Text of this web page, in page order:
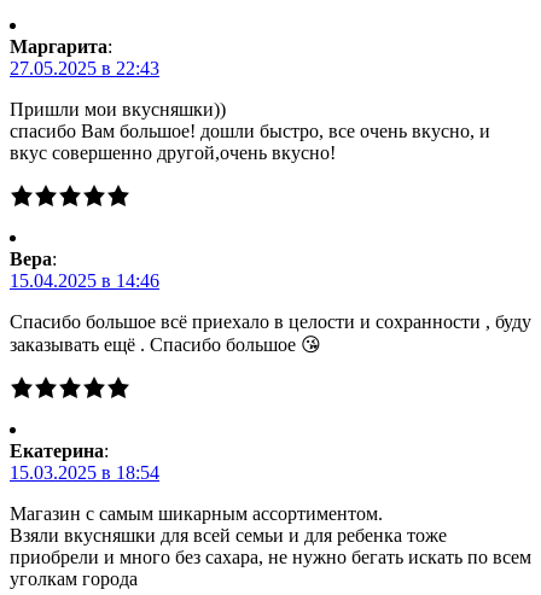
Маргарита:
27.05.2025 в 22:43
Пришли мои вкусняшки))
спасибо Вам большое! дошли быстро, все очень вкусно, и
вкус совершенно другой,очень вкусно!
Вера:
15.04.2025 в 14:46
Спасибо большое всё приехало в целости и сохранности , буду
заказывать ещё . Спасибо большое 😘
Екатерина:
15.03.2025 в 18:54
Магазин с самым шикарным ассортиментом.
Взяли вкусняшки для всей семьи и для ребенка тоже
приобрели и много без сахара, не нужно бегать искать по всем
уголкам города